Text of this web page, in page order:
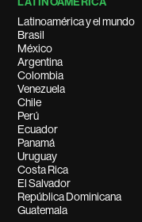
Latinoamérica y el mundo
Brasil
México
Argentina
Colombia
Venezuela
Chile
Perú
Ecuador
Panamá
Uruguay
Costa Rica
El Salvador
República Dominicana
Guatemala